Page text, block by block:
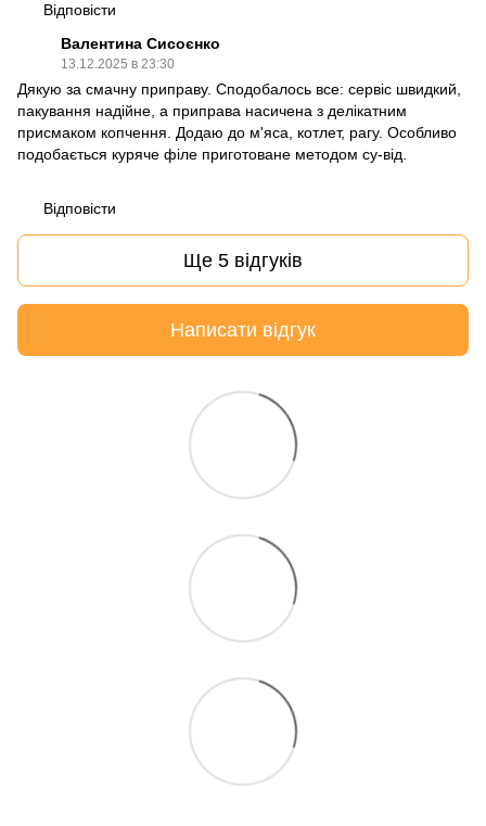
Відповісти
Валентина Сисоєнко
13.12.2025 в 23:30
Дякую за смачну приправу. Сподобалось все: сервіс швидкий,
пакування надійне, а приправа насичена з делікатним
присмаком копчення. Додаю до м'яса, котлет, рагу. Особливо
подобається куряче філе приготоване методом су-від.
Відповісти
Ще 5 відгуків
Написати відгук